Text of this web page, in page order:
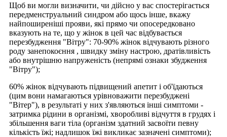
Щоб ви могли визначити, чи дійсно у вас спостерігається
передменструальний синдром або щось інше, вкажу
найпоширеніші прояви, які прямо чи опосередковано
вказують на те, що у жінок в цей час відбувається
перезбудження "Вітру": 70-90% жінок відчувають різного
роду занепокоєння , швидку зміну настрою, дратівливість
або внутрішню напруженість (непрямі ознаки збудження
"Вітру");
60% жінок відчувають підвищений апетит і об'їдаються
(цим вони намагаються урівноважити перезбуджені
"Вітер"), в результаті у них з'являються інші симптоми -
затримка рідини в організмі, хворобливі відчуття в грудях і
збільшення ваги тіла (організм здатний засвоїти певну
кількість їжі; надлишок їжі викликає зазначені симптоми);